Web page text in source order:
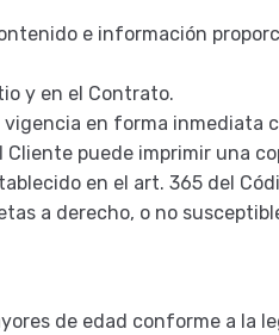
e información
y en el Contrato.
en forma inmediata
puede imprimir una
en el art. 365 del
a derecho, o no
de edad conforme a la